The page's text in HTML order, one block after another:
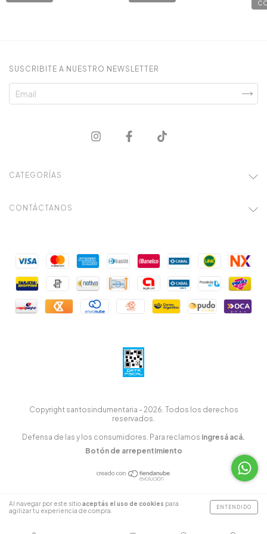
Al navegar por este sitioaceptás el uso de cookies para
agilizar tu experiencia de compra.
ENTENDIDO
SUSCRIBITE A NUESTRO NEWSLETTER
CATEGORÍAS
CONTÁCTANOS
Copyright santosindumentaria - 2026. Todos los derechos
reservados.
Defensa de las y los consumidores. Para reclamos ingresá acá.
Botón de arrepentimiento